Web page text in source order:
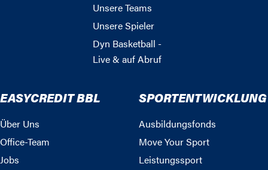
Unsere Teams
Unsere Spieler
Dyn Basketball -
Live & auf Abruf
EASYCREDIT BBL
Über Uns
Office-Team
Jobs
SPORTENTWICKLUNG
Ausbildungsfonds
Move Your Sport
Leistungssport